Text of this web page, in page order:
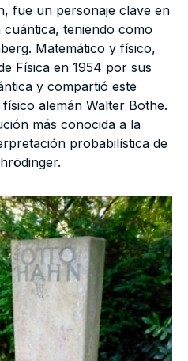
fue un personaje clave en
cuántica, teniendo como
Matemático y físico,
Física en 1954 por sus
y compartió este
alemán Walter Bothe.
más conocida a la
probabilística de